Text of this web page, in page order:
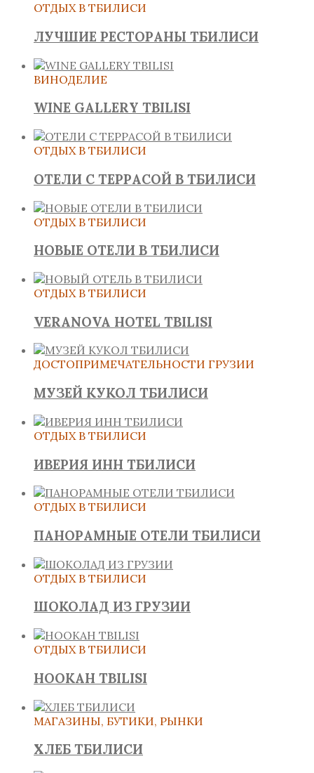
ОТДЫХ В ТБИЛИСИ
ЛУЧШИЕ РЕСТОРАНЫ ТБИЛИСИ
ВИНОДЕЛИЕ
WINE GALLERY TBILISI
ОТДЫХ В ТБИЛИСИ
ОТЕЛИ С ТЕРРАСОЙ В ТБИЛИСИ
ОТДЫХ В ТБИЛИСИ
НОВЫЕ ОТЕЛИ В ТБИЛИСИ
ОТДЫХ В ТБИЛИСИ
VERANOVA HOTEL TBILISI
ДОСТОПРИМЕЧАТЕЛЬНОСТИ ГРУЗИИ
МУЗЕЙ КУКОЛ ТБИЛИСИ
ОТДЫХ В ТБИЛИСИ
ИВЕРИЯ ИНН ТБИЛИСИ
ОТДЫХ В ТБИЛИСИ
ПАНОРАМНЫЕ ОТЕЛИ ТБИЛИСИ
ОТДЫХ В ТБИЛИСИ
ШОКОЛАД ИЗ ГРУЗИИ
ОТДЫХ В ТБИЛИСИ
HOOKAH TBILISI
МАГАЗИНЫ, БУТИКИ, РЫНКИ
ХЛЕБ ТБИЛИСИ